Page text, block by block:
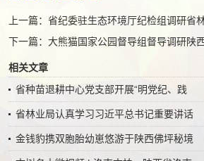
上一篇： 省纪委驻生态环境厅纪检组调研省
下一篇： 大熊猫国家公园督导组督导调研陕
相关文章
省种苗退耕中心党支部开展“明党纪、践
省林业局认真学习习近平总书记重要讲话
金钱豹携双胞胎幼崽悠游于陕西佛坪秘境